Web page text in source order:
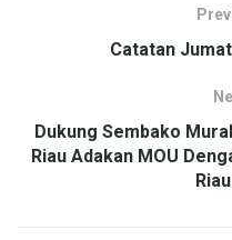
Catatan Jumat
Dukung Sembako
Riau Adakan MOU